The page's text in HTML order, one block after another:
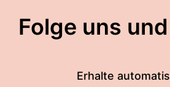
Folge uns
Erhalte